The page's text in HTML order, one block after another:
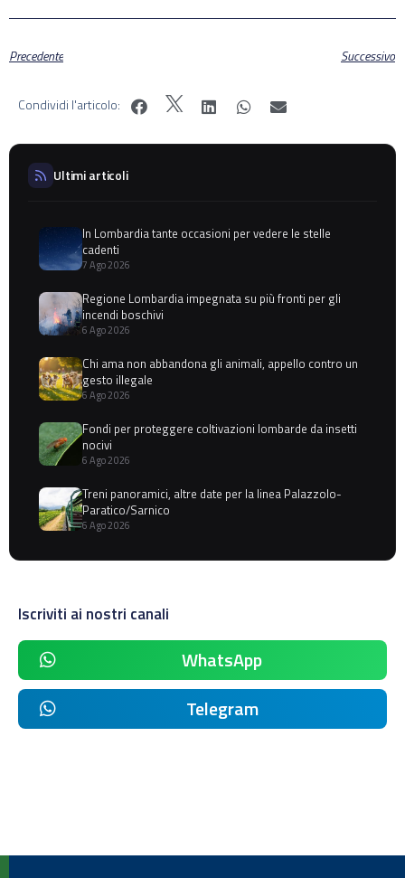
Precedente Successivo
Condividi l'articolo:
Ultimi articoli
In Lombardia tante occasioni per vedere le stelle
cadenti
7 Ago 2026
Regione Lombardia impegnata su più fronti per gli
incendi boschivi
6 Ago 2026
Chi ama non abbandona gli animali, appello contro un
gesto illegale
6 Ago 2026
Fondi per proteggere coltivazioni lombarde da insetti
nocivi
6 Ago 2026
Treni panoramici, altre date per la linea Palazzolo-
Paratico/Sarnico
6 Ago 2026
Iscriviti ai nostri canali
WhatsApp
Telegram